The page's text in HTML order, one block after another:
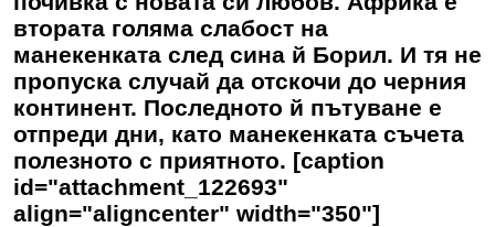
втората голяма слабост на
манекенката след сина й Борил. И тя не
пропуска случай да отскочи до черния
континент. Последното й пътуване е
отпреди дни, като манекенката съчета
полезното с приятното. [caption
id="attachment_122693"
align="aligncenter" width="350"]